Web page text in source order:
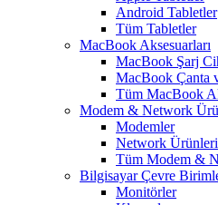
Android Tabletler
Tüm Tabletler
MacBook Aksesuarları
MacBook Şarj
MacBook Çanta
Tüm MacBook
Modem & Network
Modemler
Network Ürünleri
Tüm Modem &
Bilgisayar Çevre
Monitörler